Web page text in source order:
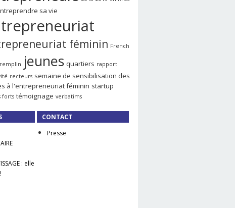
sa vie
féminin French
jeunes quartiers rapport
recteurs semaine de sensibilisation des
à l'entrepreneuriat féminin startup
forts témoignage verbatims
: elle
CONTACT
Presse